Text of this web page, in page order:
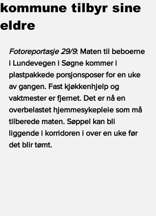
kommune tilbyr sine
eldre
Fotoreportasje 29/9: Maten til beboerne
i Lundevegen i Søgne kommer i
plastpakkede porsjonsposer for en uke
av gangen. Fast kjøkkenhjelp og
vaktmester er fjernet. Det er nå en
overbelastet hjemmesykepleie som må
tilberede maten. Søppel kan bli
liggende i korridoren i over en uke før
det blir tømt.